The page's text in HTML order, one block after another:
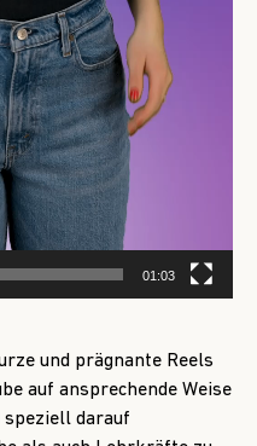
01:03
und prägnante Reels
auf ansprechende Weise
speziell darauf